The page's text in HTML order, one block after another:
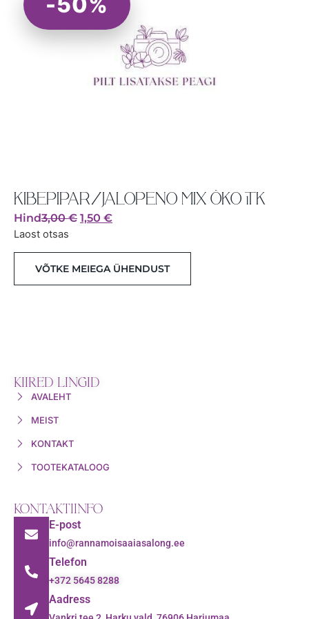
KIBEPIPAR/JALOPENO MIX ÖKO 1TK
Hind3,00€ 1,50 €
Laost otsas
VÕTKE MEIEGA ÜHENDUST
KIIRED LINGID
AVALEHT
MEIST
KONTAKT
TOOTEKATALOOG
KONTAKTIINFO
E-post
info@rannamoisaaiasalong.ee
Telefon
+372 5645 8288
Aadress